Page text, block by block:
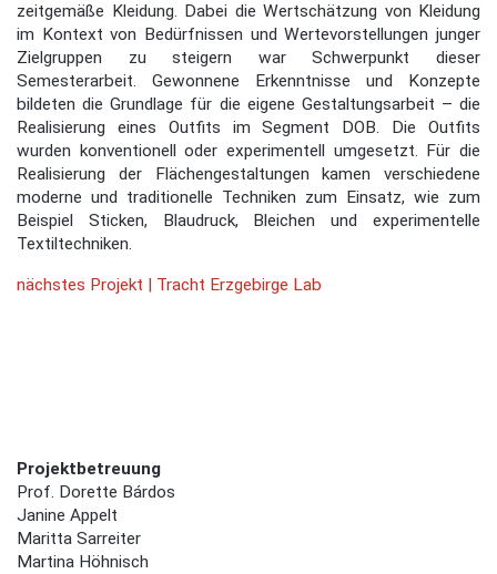
zeitgemäße Kleidung. Dabei die Wertschätzung von Kleidung
im Kontext von Bedürfnissen und Wertevorstellungen junger
Zielgruppen zu steigern war Schwerpunkt dieser
Semesterarbeit. Gewonnene Erkenntnisse und Konzepte
bildeten die Grundlage für die eigene Gestaltungsarbeit – die
Realisierung eines Outfits im Segment DOB. Die Outfits
wurden konventionell oder experimentell umgesetzt. Für die
Realisierung der Flächengestaltungen kamen verschiedene
moderne und traditionelle Techniken zum Einsatz, wie zum
Beispiel Sticken, Blaudruck, Bleichen und experimentelle
Textiltechniken.
nächstes Projekt | Tracht Erzgebirge Lab
Projektbetreuung
Prof. Dorette Bárdos
Janine Appelt
Maritta Sarreiter
Martina Höhnisch